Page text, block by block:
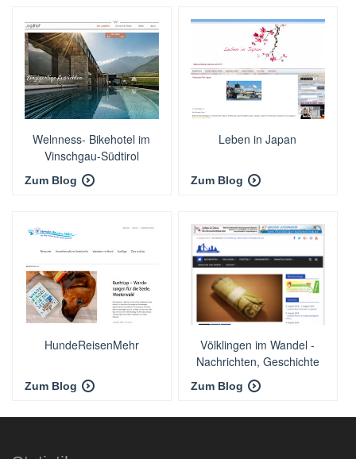
Welnness- Bikehotel im
Vinschgau-Südtirol
Zum Blog
Leben in Japan
Zum Blog
HundeReisenMehr
Zum Blog
Völklingen im Wandel -
Nachrichten, Geschichte
und mehr
Zum Blog